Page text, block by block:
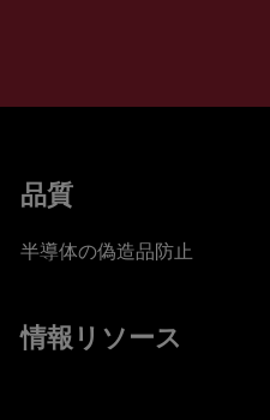
品質
半導体の偽造品防止
情報リソース